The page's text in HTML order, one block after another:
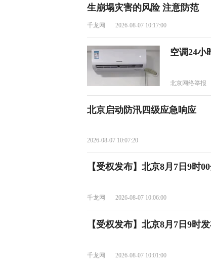
生崩塌灾害的风险 注意防范
千龙网 2026-08-07 10:17:00
空调24小
北京网络举报
北京启动防汛四级应急响应
2026-08-07 10:07:20
【受权发布】北京8月7日9时
千龙网 2026-08-07 10:06:00
【受权发布】北京8月7日9时
千龙网 2026-08-07 10:01:00